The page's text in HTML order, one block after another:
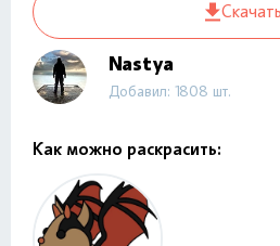
Скачать
Nastya
Добавил: 1808 шт.
Как можно раскрасить: